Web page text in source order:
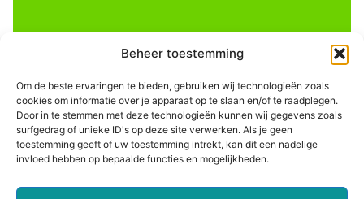
Beheer toestemming
Om de beste ervaringen te bieden, gebruiken wij technologieën zoals
cookies om informatie over je apparaat op te slaan en/of te raadplegen.
Door in te stemmen met deze technologieën kunnen wij gegevens zoals
surfgedrag of unieke ID's op deze site verwerken. Als je geen
toestemming geeft of uw toestemming intrekt, kan dit een nadelige
invloed hebben op bepaalde functies en mogelijkheden.
Informatie